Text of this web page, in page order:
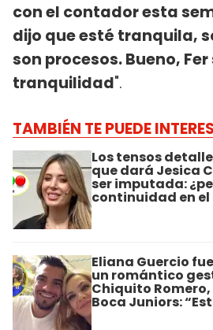
con el contador esta
dijo que esté tranquila,
son procesos. Bueno,
tranquilidad".
TAMBIÉN TE PUEDE
Los tensos
que dará Jesica
ser imputada:
continuidad en
Eliana Guercio
un romántico
Chiquito
Boca Juniors: